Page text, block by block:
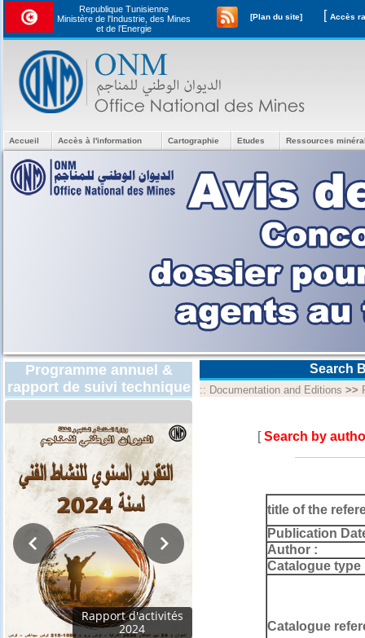
Republique Tunisienne
Ministère de l'Industrie, des Mines
et de l’Energie
[Plan du site] [
Accueil Accès à l'information Cartographie Etudes Ressources
Programme annuel &
rapport de suivi technique
2024
Search
:: Documentation and Editions >>
[Search by
title of the
Publication
Author :
Catalogue type
Catalogue